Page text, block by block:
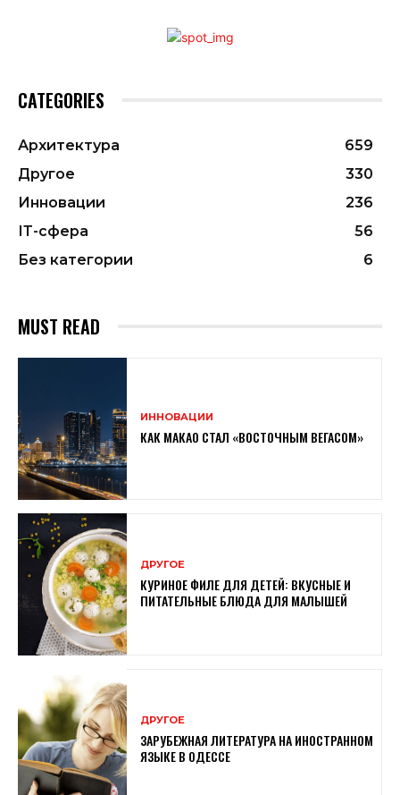
CATEGORIES
Архитектура
659
Другое
330
Инновации
236
ІТ-сфера
56
Без категории
6
MUST READ
ИННОВАЦИИ
КАК МАКАО СТАЛ «ВОСТОЧНЫМ ВЕГАСОМ»
ДРУГОЕ
КУРИНОЕ ФИЛЕ ДЛЯ ДЕТЕЙ: ВКУСНЫЕ И
ПИТАТЕЛЬНЫЕ БЛЮДА ДЛЯ МАЛЫШЕЙ
ДРУГОЕ
ЗАРУБЕЖНАЯ ЛИТЕРАТУРА НА ИНОСТРАННОМ
ЯЗЫКЕ В ОДЕССЕ